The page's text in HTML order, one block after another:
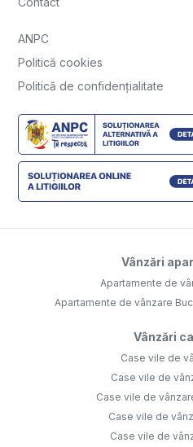
ANPC
Politică cookies
Politică de confidențialitate
Vânzări
Apartamente de
Apartamente de vânzare
Vânzări
Case vile de
Case vile de
Case vile de
Case vile de
Case vile de